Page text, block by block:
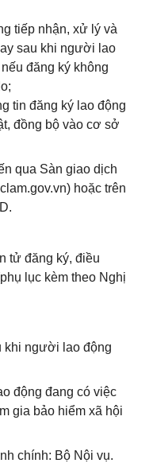
tiếp nhận, xử lý và
sau khi người lao
đăng ký không
tin đăng ký lao động
đồng bộ vào cơ sở
qua Sàn giao dịch
hoặc trên
tử đăng ký, điều
lục kèm theo Nghị
khi người lao động
động đang có việc
gia bảo hiểm xã hội
chính: Bộ Nội vụ.